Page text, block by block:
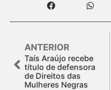
ANTERIOR
Taís Araújo recebe
título de defensora
de Direitos das
Mulheres Negras